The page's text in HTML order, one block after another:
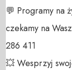
💬 Programy na
czekamy na
286 411
💥 Wesprzyj